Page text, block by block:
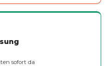
sofort da